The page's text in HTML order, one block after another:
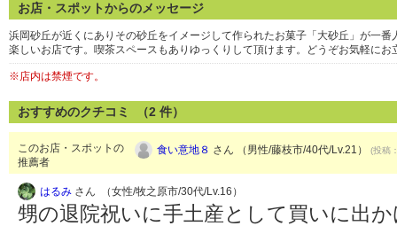
お店・スポットからのメッセージ
浜岡砂丘が近くにありその砂丘をイメージして作られたお菓子「大砂丘」が一
楽しいお店です。喫茶スペースもありゆっくりして頂けます。どうぞお気軽に
※店内は禁煙です。
おすすめのクチコミ （2 件）
このお店・スポットの
推薦者
食い意地８ さん （男性/藤枝市/40代/Lv.21） (投稿
はるみ さん （女性/牧之原市/30代/Lv.16）
甥の退院祝いに手土産として買いに出